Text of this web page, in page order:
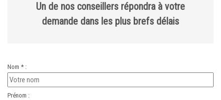
Un de nos conseillers répondra à votre
demande dans les plus brefs délais
Nom * :
Prénom :